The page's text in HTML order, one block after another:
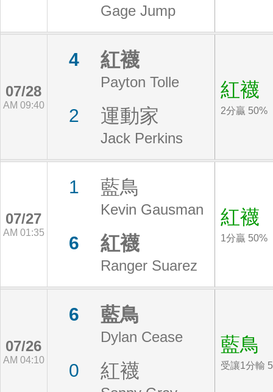
Gage Jump
07/28
AM 09:40
4 紅襪
Payton Tolle
2 運動家
Jack Perkins
紅襪
2分贏 50%
07/27
AM 01:35
1 藍鳥
Kevin Gausman
6 紅襪
Ranger Suarez
紅襪
1分贏 50%
07/26
AM 04:10
6 藍鳥
Dylan Cease
0 紅襪
藍鳥
受讓1分輸